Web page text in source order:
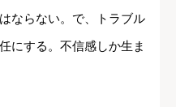
ならない。で、トラブル
にする。不信感しか生ま